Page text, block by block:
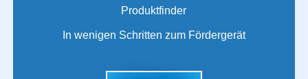
Produktfinder
In wenigen Schritten zum Fördergerät